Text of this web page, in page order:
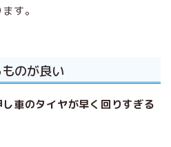
す。
のが良い
車のタイヤが早く回りすぎる